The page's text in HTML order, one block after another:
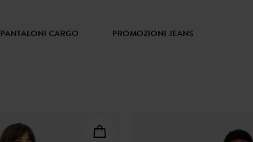
PANTALONI CARGO PROMOZIONI JEANS